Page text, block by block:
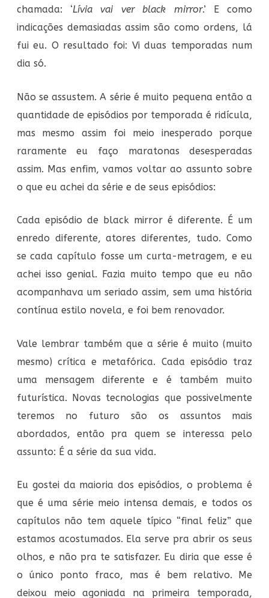
chamada: ‘Lívia vai ver black mirror.’ E como
indicações demasiadas assim são como ordens, lá
fui eu. O resultado foi: Vi duas temporadas num
dia só.
Não se assustem. A série é muito pequena então a
quantidade de episódios por temporada é ridícula,
mas mesmo assim foi meio inesperado porque
raramente eu faço maratonas desesperadas
assim. Mas enfim, vamos voltar ao assunto sobre
o que eu achei da série e de seus episódios:
Cada episódio de black mirror é diferente. É um
enredo diferente, atores diferentes, tudo. Como
se cada capítulo fosse um curta-metragem, e eu
achei isso genial. Fazia muito tempo que eu não
acompanhava um seriado assim, sem uma história
contínua estilo novela, e foi bem renovador.
Vale lembrar também que a série é muito (muito
mesmo) crítica e metafórica. Cada episódio traz
uma mensagem diferente e é também muito
futurística. Novas tecnologias que possivelmente
teremos no futuro são os assuntos mais
abordados, então pra quem se interessa pelo
assunto: É a série da sua vida.
Eu gostei da maioria dos episódios, o problema é
que é uma série meio intensa demais, e todos os
capítulos não tem aquele típico “final feliz” que
estamos acostumados. Ela serve pra abrir os seus
olhos, e não pra te satisfazer. Eu diria que esse é
o único ponto fraco, mas é bem relativo. Me
deixou meio agoniada na primeira temporada,